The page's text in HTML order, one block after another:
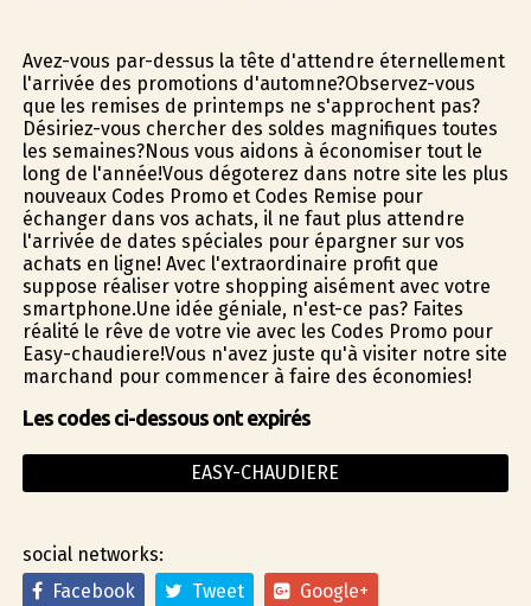
Avez-vous par-dessus la tête d'attendre éternellement
l'arrivée des promotions d'automne?Observez-vous
que les remises de printemps ne s'approchent pas?
Désiriez-vous chercher des soldes magnifiques toutes
les semaines?Nous vous aidons à économiser tout le
long de l'année!Vous dégoterez dans notre site les plus
nouveaux Codes Promo et Codes Remise pour
échanger dans vos achats, il ne faut plus attendre
l'arrivée de dates spéciales pour épargner sur vos
achats en ligne! Avec l'extraordinaire profit que
suppose réaliser votre shopping aisément avec votre
smartphone.Une idée géniale, n'est-ce pas? Faites
réalité le rêve de votre vie avec les Codes Promo pour
Easy-chaudiere!Vous n'avez juste qu'à visiter notre site
marchand pour commencer à faire des économies!
Les codes ci-dessous ont expirés
EASY-CHAUDIERE
social networks:
Facebook
Tweet Google+